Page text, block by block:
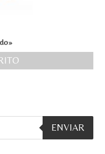
un
ENVIAR